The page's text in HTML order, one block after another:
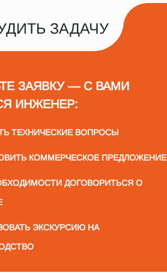
ЗАДАЧУ
ЗАЯВКУ — С ВАМИ
ИНЖЕНЕР:
ТЕХНИЧЕСКИЕ ВОПРОСЫ
КОММЕРЧЕСКОЕ ПРЕДЛОЖЕНИЕ
ДОГОВОРИТЬСЯ О
ЭКСКУРСИЮ НА